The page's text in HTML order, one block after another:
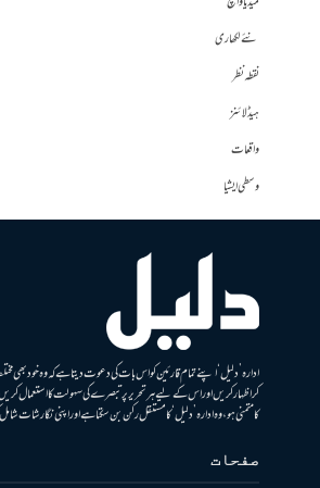
نئے لکھاری
نقطہ نظر
ہیڈلائنز
واقعات
وسطی ایشیا
ادارہ ’دلیل‘ اپنے تمام قارئین کو اس بات کی دعوت دیتا ہے کہ وہ خود بھی
کر اظہار کریں اور اس کے لیے ہر تحریر پر تبصرے کی سہولت کا استعمال
کا متمنی ہو، وہ ادارہ ’دلیل‘ کا مستقل رکن بن سکتا ہے اور اپنی نگارشات
صفحات